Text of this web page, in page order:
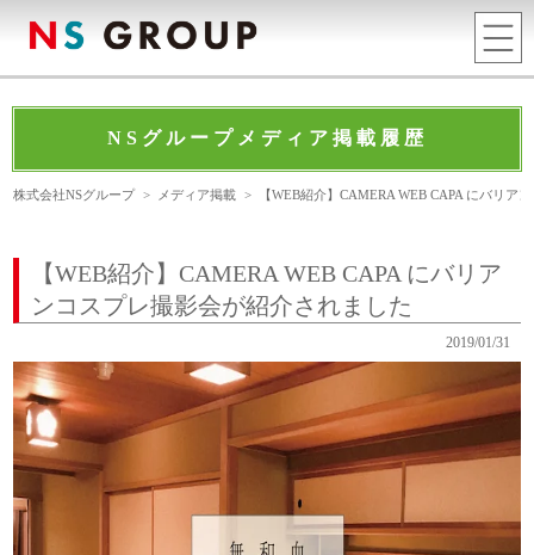
NSグループメディア掲載履歴
株式会社NSグループ > メディア掲載 > 【WEB紹介】CAMERA WEB CAPA にバリア
【WEB紹介】CAMERA WEB CAPA にバリア
ンコスプレ撮影会が紹介されました
2019/01/31